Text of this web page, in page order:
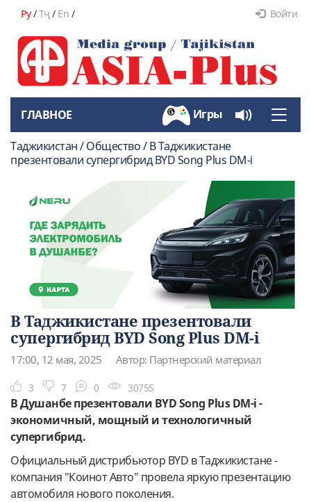
Ру/Тҷ/ En / Войти
Toggle
ГЛАВНОЕ Игры
Таджикистан / Общество / В Таджикистане
презентовали супергибрид BYD Song Plus DM-i
В Таджикистане презентовали
супергибрид BYD Song Plus DM-i
17:00, 12 мая, 2025 Автор: Партнерский материал
3 7 0 30755
В Душанбе презентовали BYD Song Plus DM-i -
экономичный, мощный и технологичный
супергибрид.
Официальный дистрибьютор BYD в Таджикистане -
компания "Коинот Авто" провела яркую презентацию
автомобиля нового поколения.